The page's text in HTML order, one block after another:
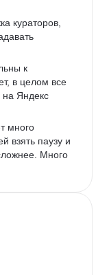
кураторов,
к
в целом все
Яндекс
много
взять паузу и
Много